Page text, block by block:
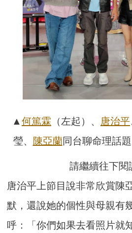
▲ 何篤霖 （左起）、 唐治平
瑩、
陳亞蘭同台聊命理話
請繼續往下
唐治平上節目說非常欣賞陳
默，還說她的個性與母親有
呼：「你們如果去看照片就